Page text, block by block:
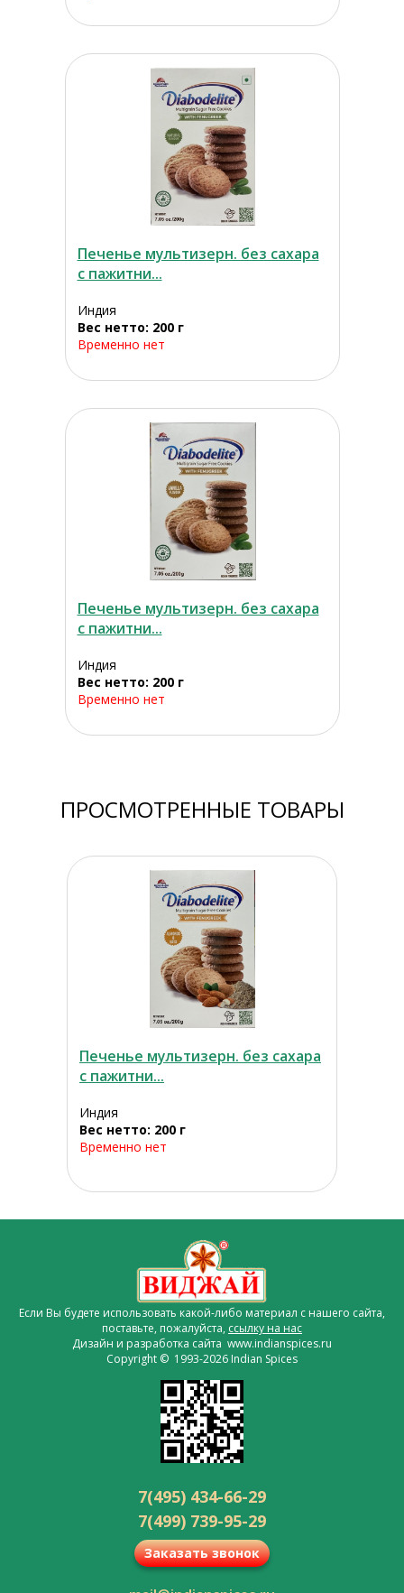
Печенье мультизерн. без сахара
с пажитни...
Индия
Вес нетто: 200 г
Временно нет
Печенье мультизерн. без сахара
с пажитни...
Индия
Вес нетто: 200 г
Временно нет
ПРОСМОТРЕННЫЕ ТОВАРЫ
Печенье мультизерн. без сахара
с пажитни...
Индия
Вес нетто: 200 г
Временно нет
Если Вы будете использовать какой-либо материал с нашего сайта,
поставьте, пожалуйста, ссылку на нас
Дизайн и разработка сайта www.indianspices.ru
Copyright © 1993-2026 Indian Spices
7(495) 434-66-29
7(499) 739-95-29
Заказать звонок